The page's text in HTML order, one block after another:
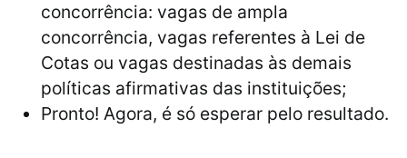
concorrência: vagas de ampla
concorrência, vagas referentes à Lei de
Cotas ou vagas destinadas às demais
políticas afirmativas das instituições;
Pronto! Agora, é só esperar pelo resultado.